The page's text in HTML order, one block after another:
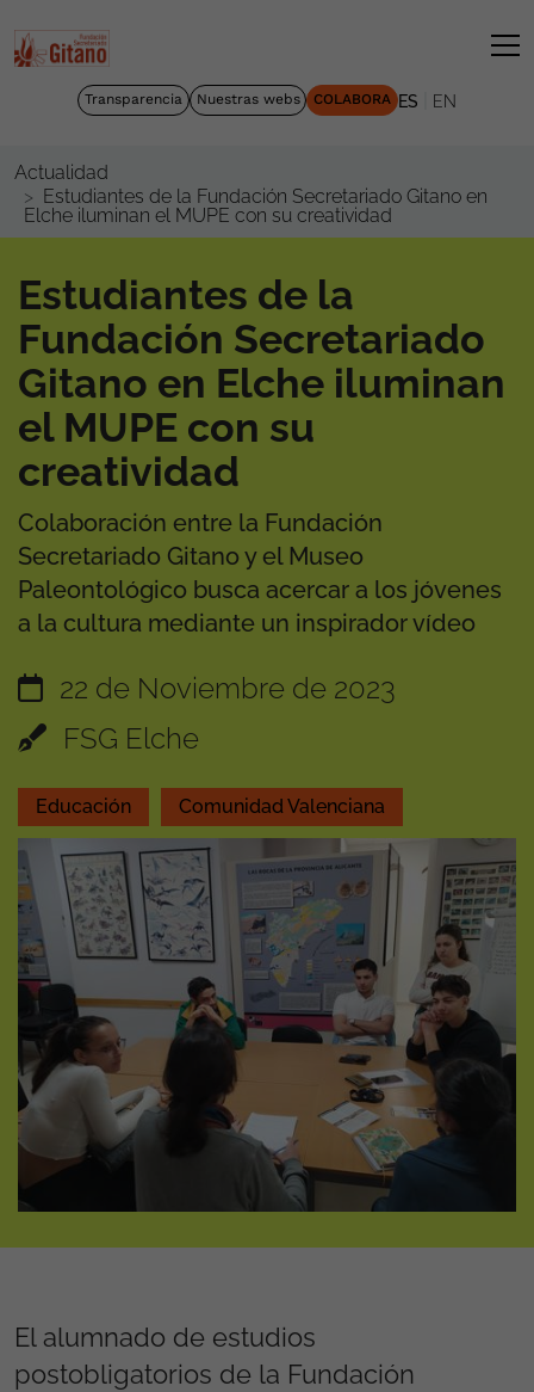
Transparencia Nuestras webs COLABORA ES EN
Actualidad
Estudiantes de la Fundación Secretariado Gitano en
Elche iluminan el MUPE con su creatividad
Estudiantes de la
Fundación Secretariado
Gitano en Elche iluminan
el MUPE con su
creatividad
Colaboración entre la Fundación
Secretariado Gitano y el Museo
Paleontológico busca acercar a los jóvenes
a la cultura mediante un inspirador vídeo
22 de Noviembre de 2023
FSG Elche
Educación Comunidad Valenciana
El alumnado de estudios
postobligatorios de la Fundación